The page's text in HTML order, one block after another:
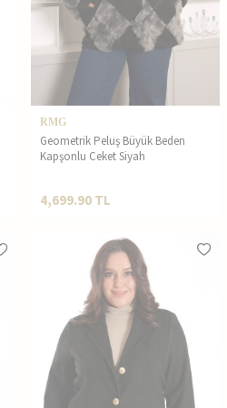
RMG
Geometrik Peluş Büyük Beden
Kapşonlu Ceket Siyah
4,699.90 TL